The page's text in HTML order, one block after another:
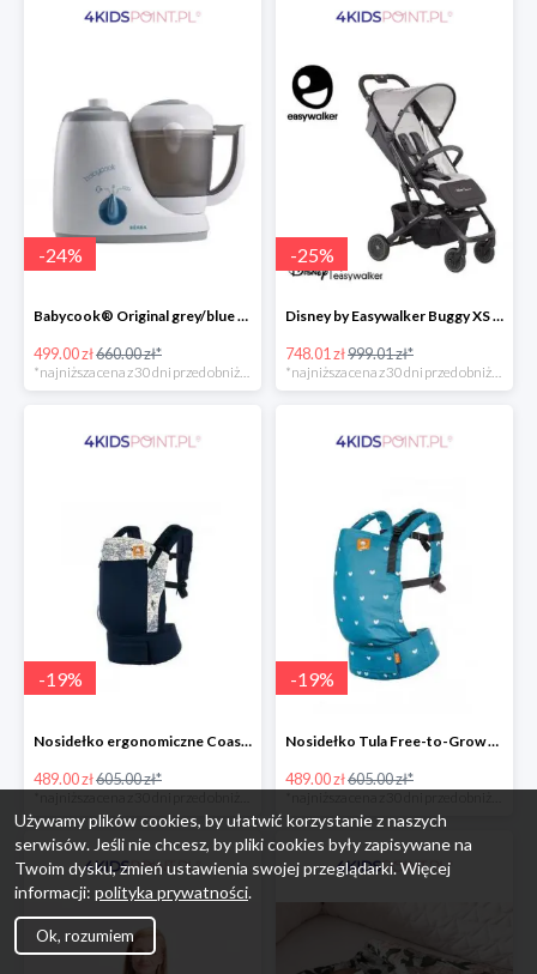
-24%
Babycook® Original grey/blue Beaba
499.00 zł660.00 zł*
*najniższa cena z 30 dni przed obniżką
-25%
Disney by Easywalker Buggy XS Wózek spacerowy z osłonką przeciwdeszczową Mickey Shield
748.01 zł999.01 zł*
*najniższa cena z 30 dni przed obniżką
-19%
Nosidełko ergonomiczne Coast Navigator Tula
489.00 zł605.00 zł*
-19%
Nosidełko Tula Free-to-Grow Playdate Tula
489.00 zł605.00 zł*
Używamy plików cookies, by ułatwić korzystanie z naszych
serwisów. Jeśli nie chcesz, by pliki cookies były zapisywane na
Twoim dysku, zmień ustawienia swojej przeglądarki. Więcej
informacji: polityka prywatności.
Ok, rozumiem